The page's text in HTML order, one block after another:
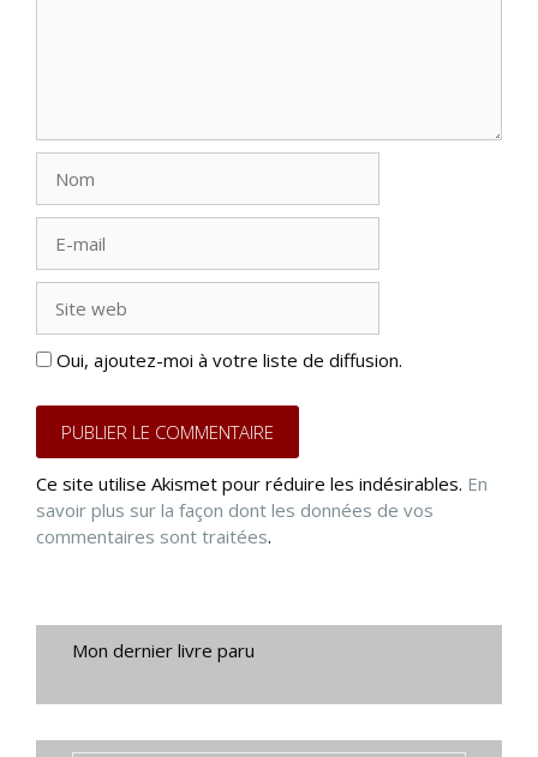
mail
web
Oui, ajoutez-moi à votre liste de diffusion.
Ce site utilise Akismet pour réduire les indésirables. En
savoir plus sur la façon dont les données de vos
commentaires sont traitées.
Mon dernier livre paru